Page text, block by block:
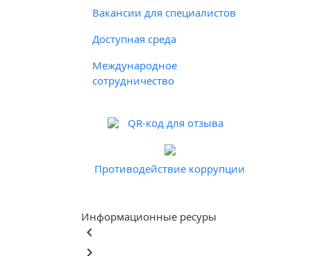
Вакансии для специалистов
Доступная среда
Международное
сотрудничество
QR-код для отзыва
Противодействие коррупции
Информационные ресуры
keyboard_arrow_left
keyboard_arrow_right